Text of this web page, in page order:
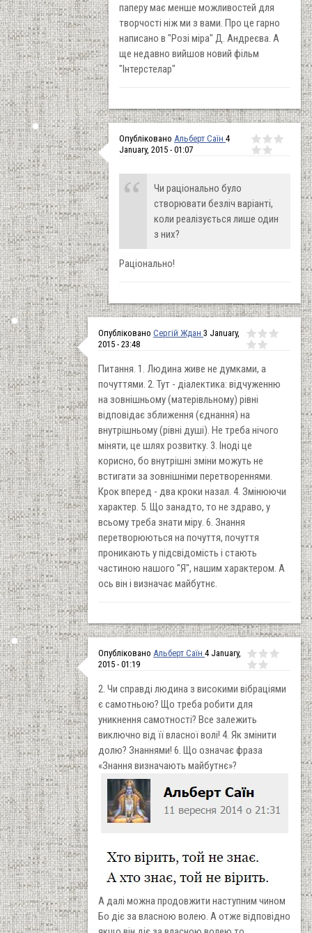
паперу має менше можливостей для
творчості ніж ми з вами. Про це гарно
написано в "Розі міра" Д. Андреєва. А
ще недавно вийшов новий фільм
"Інтерстелар"
Опубліковано Альберт Саїн 4
January, 2015 - 01:07
Чи раціонально було
створювати безліч варіанті,
коли реалізується лише один
з них?
Раціонально!
Опубліковано Сергій Ждан 3 January,
2015 - 23:48
Питання. 1. Людина живе не думками, а
почуттями. 2. Тут - діалектика: відчуженню
на зовнішньому (матерівльному) рівні
відповідає зближення (єднання) на
внутрішньому (рівні душі). Не треба нічого
міняти, це шлях розвитку. 3. Іноді це
корисно, бо внутрішні зміни можуть не
встигати за зовнішніми перетвореннями.
Крок вперед - два кроки назал. 4. Змінюючи
характер. 5. Що занадто, то не здраво, у
всьому треба знати міру. 6. Знання
перетворюються на почуття, почуття
проникають у підсвідомість і стають
частиною нашого "Я", нашим характером. А
ось він і визначає майбутнє.
Опубліковано Альберт Саїн 4 January,
2015 - 01:19
2. Чи справді людина з високими вібраціями
є самотньою? Що треба робити для
уникнення самотності? Все залежить
виключно від її власної волі! 4. Як змінити
долю? Знаннями! 6. Що означає фраза
«Знання визначають майбутнє»?
А далі можна продовжити наступним чином
Бо діє за власною волею. А отже відповідно